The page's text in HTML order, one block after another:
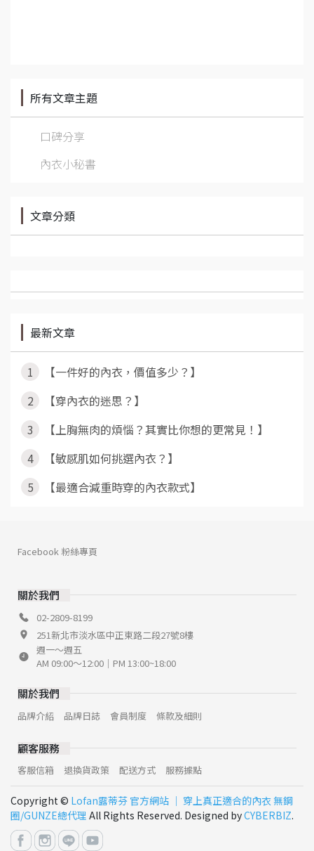
所有文章主題
口碑分享
內衣小秘書
文章分類
最新文章
1
【一件好的內衣，價值多少？】
2
【穿內衣的迷思？】
3
【上胸無肉的煩惱？其實比你想的更常見！】
4
【敏感肌如何挑選內衣？】
5
【最適合減重時穿的內衣款式】
關於我們
02-2809-8199
251新北市淡水區中正東路二段27號8樓
週一～週五
AM 09:00～12:00｜PM 13:00~18:00
關於我們
品牌介紹 品牌日誌 會員制度 條款及細則
顧客服務
客服信箱 退換貨政策 配送方式 服務據點
Facebook 粉絲專頁
Copyright © Lofan露蒂芬 官方網站 │ 穿上真正適合的內衣 無鋼
圈/GUNZE總代理 All Rights Reserved. Designed byCYBERBIZ.